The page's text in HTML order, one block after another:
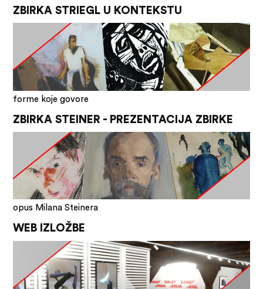
ZBIRKA STRIEGL U KONTEKSTU
forme koje govore
ZBIRKA STEINER - PREZENTACIJA ZBIRKE
opus Milana Steinera
WEB IZLOŽBE